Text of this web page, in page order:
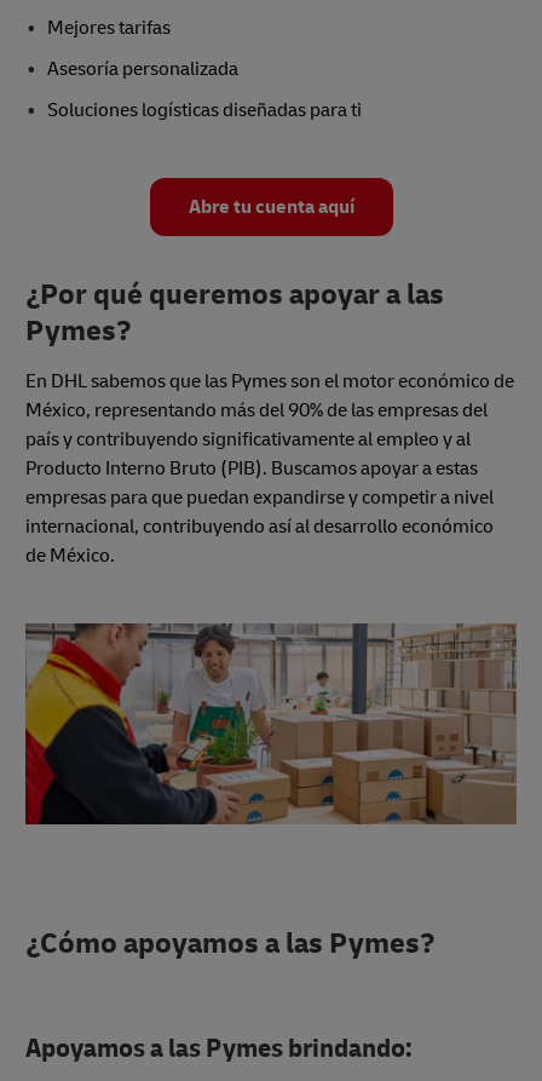
Mejores tarifas
Asesoría personalizada
Soluciones logísticas diseñadas para ti
Abre tu cuenta aquí
¿Por qué queremos apoyar a las
Pymes?
En DHL sabemos que las Pymes son el motor económico de
México, representando más del 90% de las empresas del
país y contribuyendo significativamente al empleo y al
Producto Interno Bruto (PIB). Buscamos apoyar a estas
empresas para que puedan expandirse y competir a nivel
internacional, contribuyendo así al desarrollo económico
de México.
¿Cómo apoyamos a las Pymes?
Apoyamos a las Pymes brindando: